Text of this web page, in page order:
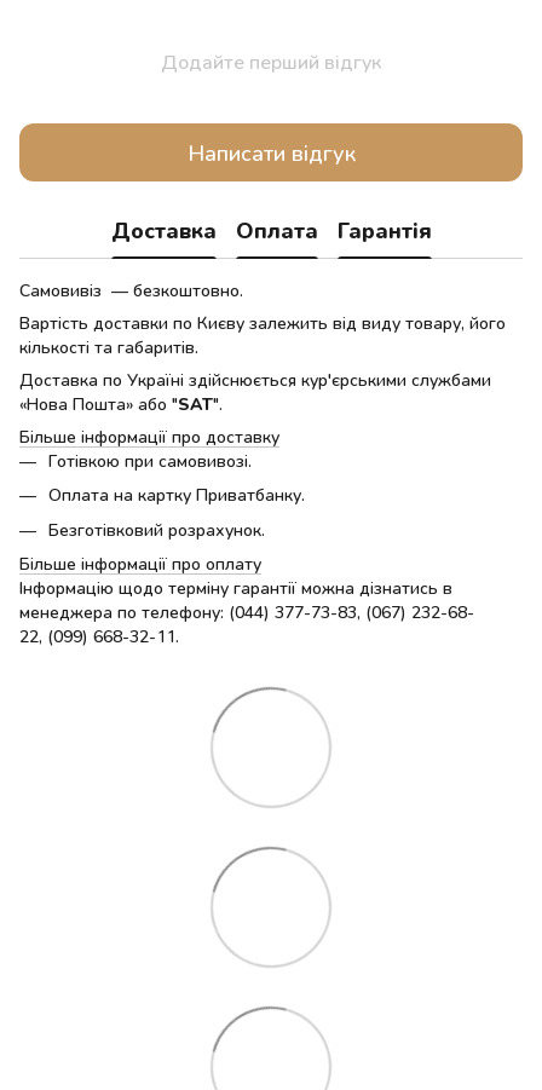
Додайте перший відгук
Написати відгук
Доставка Оплата Гарантія
Самовивіз — безкоштовно.
Вартість доставки по Києву залежить від виду товару, його
кількості та габаритів.
Доставка по Україні здійснюється кур'єрськими службами
«Нова Пошта» або "SAT".
Більше інформації про доставку
Готівкою при самовивозі.
Оплата на картку Приватбанку.
Безготівковий розрахунок.
Більше інформації про оплату
Інформацію щодо терміну гарантії можна дізнатись в
менеджера по телефону: (044) 377-73-83, (067) 232-68-
22, (099) 668-32-11.